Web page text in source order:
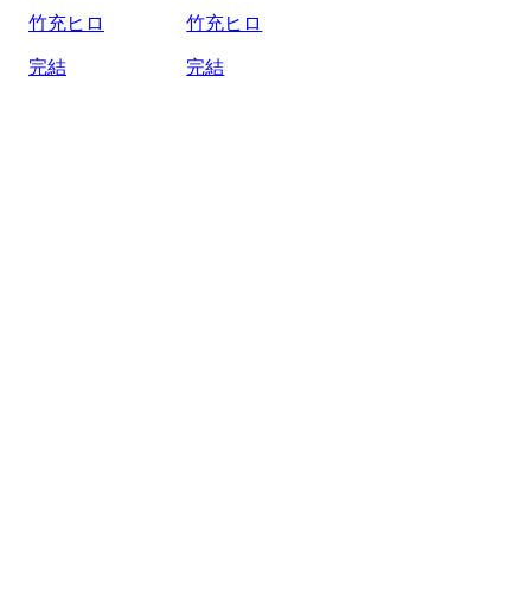
竹充ヒロ
完結
竹充ヒロ
完結